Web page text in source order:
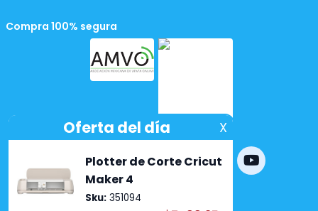
Compra 100% segura
Powered by